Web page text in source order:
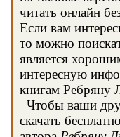
читать онлайн
Если вам
то можно
является
интересную
книгам Ребряну
Чтобы ваши
скачать